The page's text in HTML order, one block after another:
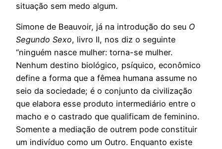
situação sem medo algum.
Simone de Beauvoir, já na introdução do seu O
Segundo Sexo, livro II, nos diz o seguinte
“ninguém nasce mulher: torna-se mulher.
Nenhum destino biológico, psíquico, econômico
define a forma que a fêmea humana assume no
seio da sociedade; é o conjunto da civilização
que elabora esse produto intermediário entre o
macho e o castrado que qualificam de feminino.
Somente a mediação de outrem pode constituir
um indivíduo como um Outro. Enquanto existe